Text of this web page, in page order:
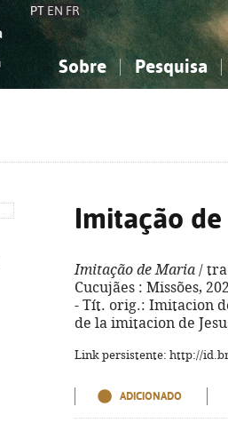
PT EN FR
Sobre Pesquisa
Imitação
Imitação de Maria /
Cucujães : Missões,
- Tít. orig.: Imitacion
de la imitacion de
Link persistente: http://
ADICIONADO